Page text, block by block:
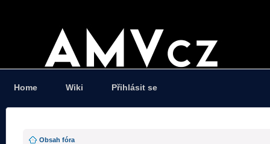
Home Wiki Přihlásit se
Obsah fóra